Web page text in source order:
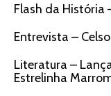
Flash da História
Entrevista –
Literatura –
Estrelinha